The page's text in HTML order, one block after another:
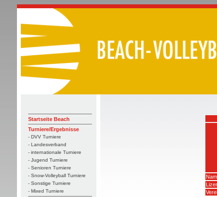
Startseite Beach
Turniere/Ergebnisse
- DVV Turniere
- Landesverband
- internationale Turniere
- Jugend Turniere
- Senioren Turniere
- Snow-Volleyball Turniere
- Sonstige Turniere
- Mixed Turniere